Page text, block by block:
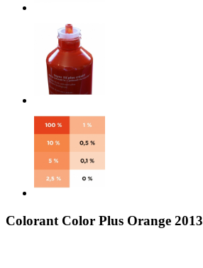
Colorant Color Plus Orange 2013